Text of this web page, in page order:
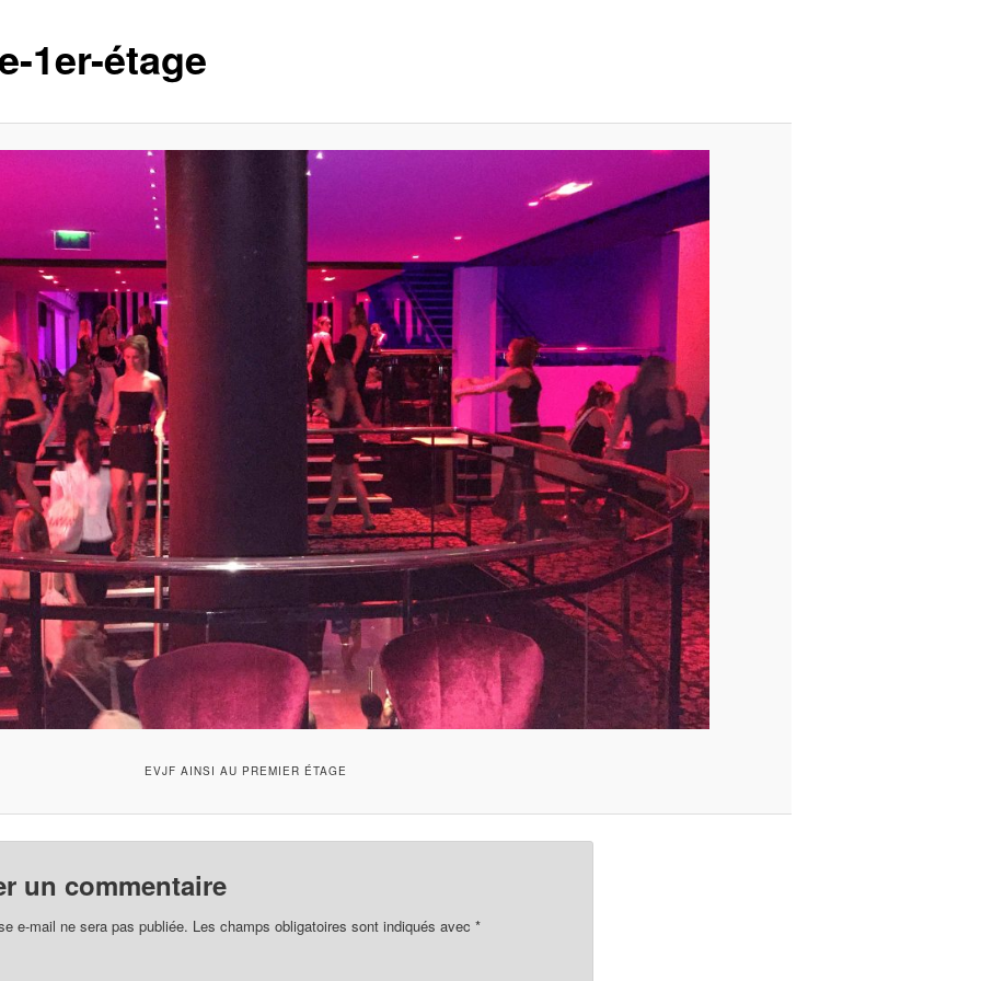
1er-étage
EVJF AINSI AU PREMIER ÉTAGE
un commentaire
e-mail ne sera pas publiée. Les champs obligatoires sont indiqués avec *